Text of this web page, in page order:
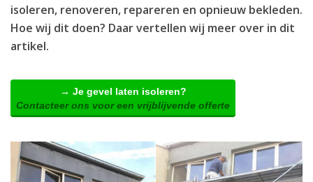
isoleren, renoveren, repareren en opnieuw bekleden.
Hoe wij dit doen? Daar vertellen wij meer over in dit
artikel.
→ Je gevel laten isoleren?
Contacteer ons voor een vrijblijvende offerte